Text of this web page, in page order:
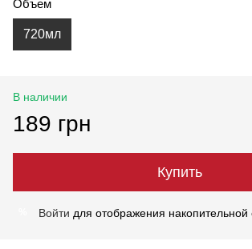
Объем
720мл
В наличии
189 грн
Купить
Войти для отображения накопительной